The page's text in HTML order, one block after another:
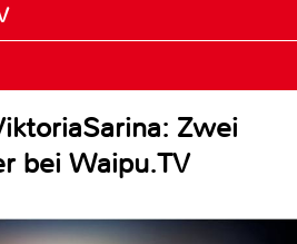
Zwei
bei Waipu.TV